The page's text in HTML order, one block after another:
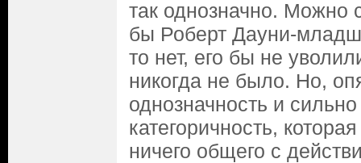
так однозначно. Можно
бы Роберт Дауни-
то нет, его бы не
никогда не было. Но,
однозначность и
категоричность,
ничего общего с